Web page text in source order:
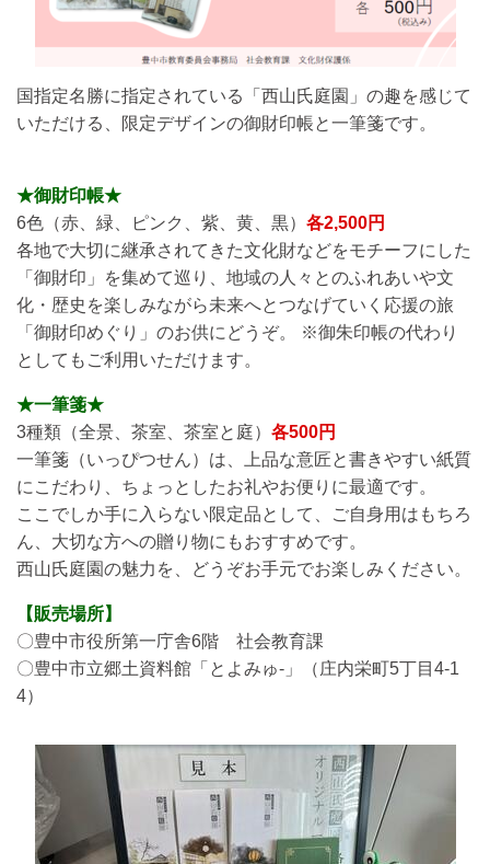
国指定名勝に指定されている「西山氏庭園」の趣を感じて
いただける、限定デザインの御財印帳と一筆箋です。
★御財印帳★
6色（赤、緑、ピンク、紫、黄、黒） 各2,500円
各地で大切に継承されてきた文化財などをモチーフにした
「御財印」を集めて巡り、地域の人々とのふれあいや文
化・歴史を楽しみながら未来へとつなげていく応援の旅
「御財印めぐり」のお供にどうぞ。 ※御朱印帳の代わり
としてもご利用いただけます。
★一筆箋★
3種類（全景、茶室、茶室と庭） 各500円
一筆箋（いっぴつせん）は、上品な意匠と書きやすい紙質
にこだわり、ちょっとしたお礼やお便りに最適です。
ここでしか手に入らない限定品として、ご自身用はもちろ
ん、大切な方への贈り物にもおすすめです。
西山氏庭園の魅力を、どうぞお手元でお楽しみください。
【販売場所】
〇豊中市役所第一庁舎6階 社会教育課
〇豊中市立郷土資料館「とよみゅ-」（庄内栄町5丁目4-1
4）